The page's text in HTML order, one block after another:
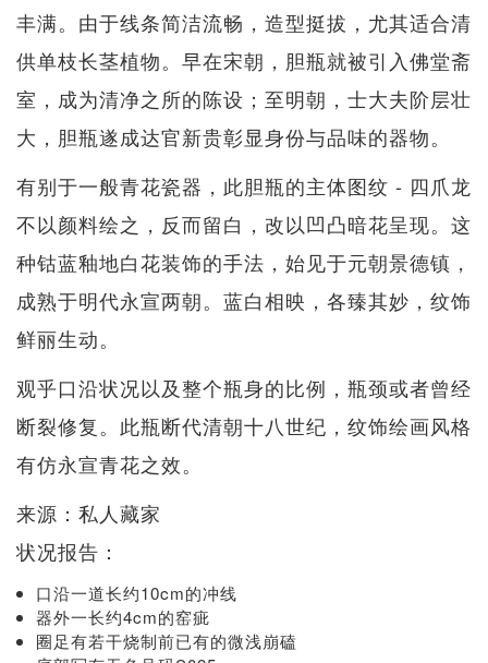
丰满。由于线条简洁流畅，造型挺拔，尤其适合清
供单枝长茎植物。早在宋朝，胆瓶就被引入佛堂斋
室，成为清净之所的陈设；至明朝，士大夫阶层壮
大，胆瓶遂成达官新贵彰显身份与品味的器物。
有别于一般青花瓷器，此胆瓶的主体图纹 - 四爪龙
不以颜料绘之，反而留白，改以凹凸暗花呈现。这
种钴蓝釉地白花装饰的手法，始见于元朝景德镇，
成熟于明代永宣两朝。蓝白相映，各臻其妙，纹饰
鲜丽生动。
观乎口沿状况以及整个瓶身的比例，瓶颈或者曾经
断裂修复。此瓶断代清朝十八世纪，纹饰绘画风格
有仿永宣青花之效。
来源：私人藏家
状况报告：
口沿一道长约10cm的冲线
器外一长约4cm的窑疵
圈足有若干烧制前已有的微浅崩磕